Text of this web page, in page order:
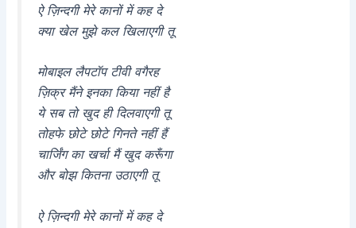
ऐ ज़िन्दगी मेरे कानों में कह दे
क्या खेल मुझे कल खिलाएगी तू
मोबाइल लैपटॉप टीवी वगैरह
ज़िक्र मैंने इनका किया नहीं है
ये सब तो खुद ही दिलवाएगी तू
तोहफे छोटे छोटे गिनते नहीं हैं
चार्जिंग का खर्चा मैं खुद करूँगा
और बोझ कितना उठाएगी तू
ऐ ज़िन्दगी मेरे कानों में कह दे